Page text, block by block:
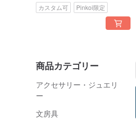
カスタム可 Pinkoi限定
商品カテゴリー
アクセサリー・ジュエリ
ー
文房具